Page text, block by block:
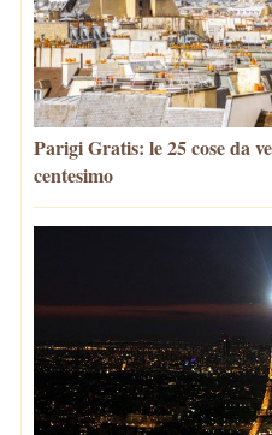
Parigi Gratis: le 25 cose da
centesimo